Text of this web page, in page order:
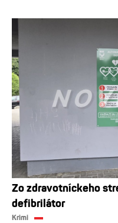
Zo zdravotníckeho
defibrilátor
Krimi